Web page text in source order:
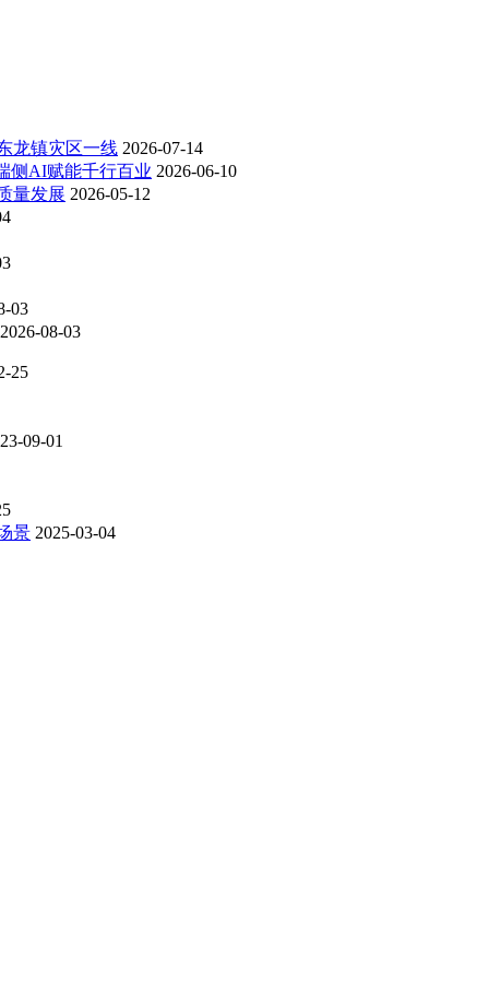
龙镇灾区一线 2026-07-14
侧AI赋能千行百业 2026-06-10
量发展 2026-05-12
03
2026-08-03
25
09-01
景 2025-03-04